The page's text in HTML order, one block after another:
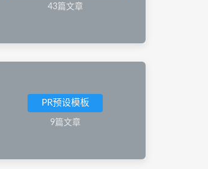
43篇文章
PR预设模板
9篇文章